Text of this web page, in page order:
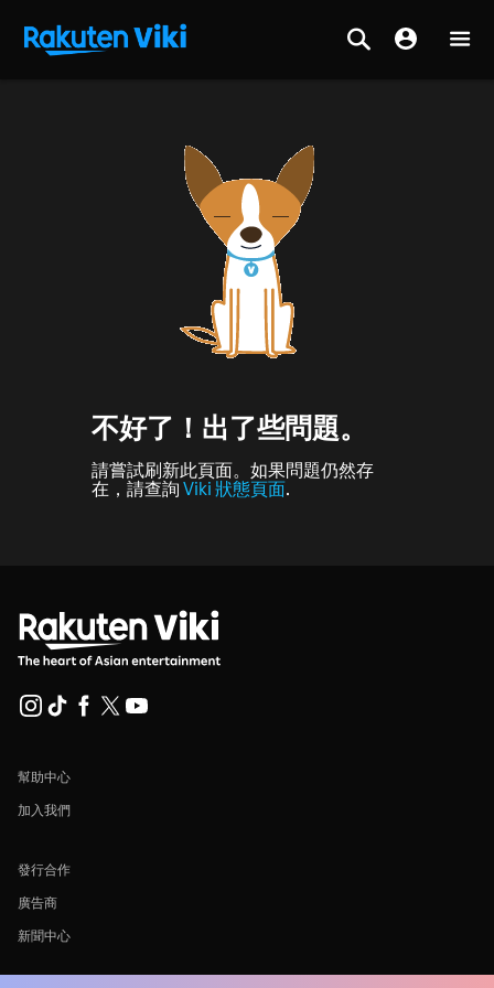
不好了！出了些問題。
請嘗試刷新此頁面。如果問題仍然存
在，請查詢 Viki 狀態頁面.
幫助中心
加入我們
發行合作
廣告商
新聞中心